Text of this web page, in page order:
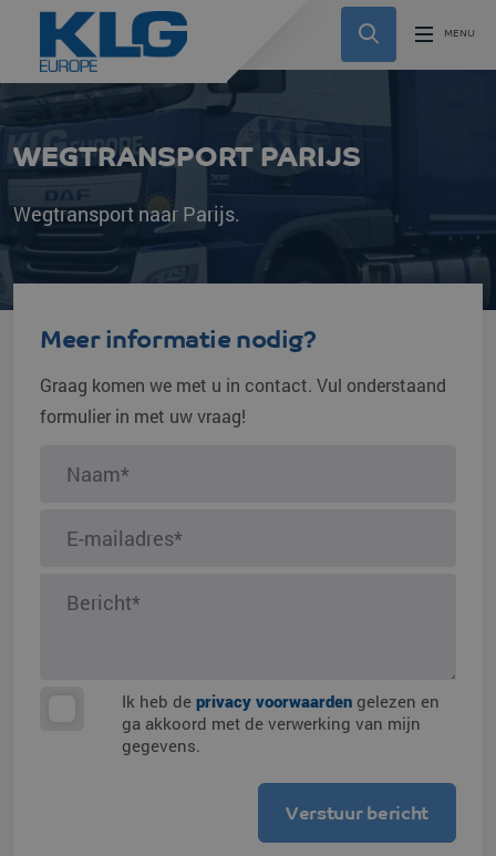
WEGTRANSPORT PARIJS
Wegtransport naar Parijs.
Meer informatie nodig?
Graag komen we met u in contact. Vul onderstaand
formulier in met uw vraag!
Ik heb de privacy voorwaarden gelezen en
ga akkoord met de verwerking van mijn
gegevens.